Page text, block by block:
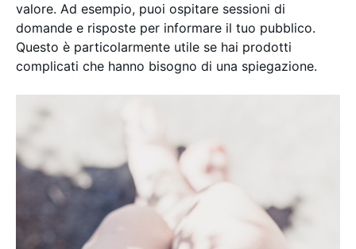
valore. Ad esempio, puoi ospitare sessioni di
domande e risposte per informare il tuo pubblico.
Questo è particolarmente utile se hai prodotti
complicati che hanno bisogno di una spiegazione.